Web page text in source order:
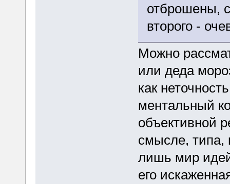
отброшены,
второго -
Можно
или деда
как
ментальный
объективной
смысле, типа,
лишь мир
его